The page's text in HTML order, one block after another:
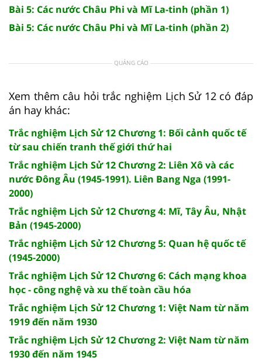
Bài 5: Các nước Châu Phi và Mĩ La-tinh (phần 1)
Bài 5: Các nước Châu Phi và Mĩ La-tinh (phần 2)
QUẢNG CÁO
Xem thêm câu hỏi trắc nghiệm Lịch Sử 12 có đáp
án hay khác:
Trắc nghiệm Lịch Sử 12 Chương 1: Bối cảnh quốc tế
từ sau chiến tranh thế giới thứ hai
Trắc nghiệm Lịch Sử 12 Chương 2: Liên Xô và các
nước Đông Âu (1945-1991). Liên Bang Nga (1991-
2000)
Trắc nghiệm Lịch Sử 12 Chương 4: Mĩ, Tây Âu, Nhật
Bản (1945-2000)
Trắc nghiệm Lịch Sử 12 Chương 5: Quan hệ quốc tế
(1945-2000)
Trắc nghiệm Lịch Sử 12 Chương 6: Cách mạng khoa
học - công nghệ và xu thế toàn cầu hóa
Trắc nghiệm Lịch Sử 12 Chương 1: Việt Nam từ năm
1919 đến năm 1930
Trắc nghiệm Lịch Sử 12 Chương 2: Việt Nam từ năm
1930 đến năm 1945